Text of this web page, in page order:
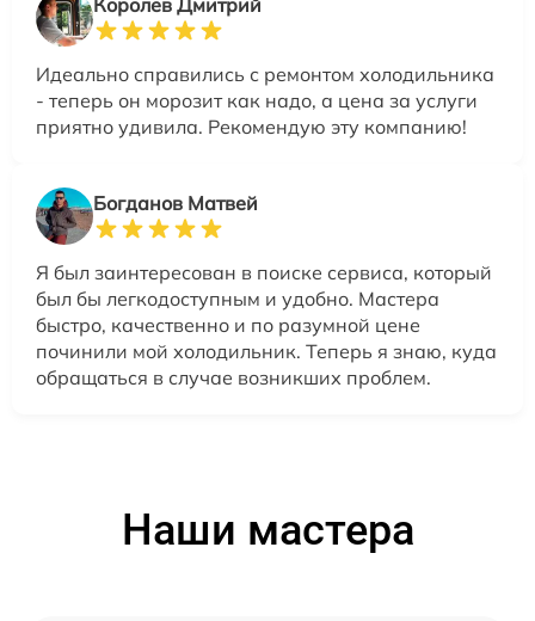
Королев Дмитрий
Идеально справились с ремонтом холодильника
- теперь он морозит как надо, а цена за услуги
приятно удивила. Рекомендую эту компанию!
Богданов Матвей
Я был заинтересован в поиске сервиса, который
был бы легкодоступным и удобно. Мастера
быстро, качественно и по разумной цене
починили мой холодильник. Теперь я знаю, куда
обращаться в случае возникших проблем.
Наши мастера